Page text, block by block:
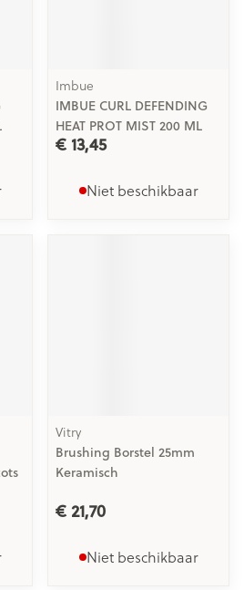
Imbue
IMBUE CURL DEFENDING
HEAT PROT MIST 200 ML
€ 13,45
Niet beschikbaar
Vitry
Brushing Borstel 25mm
Keramisch
€ 21,70
Niet beschikbaar